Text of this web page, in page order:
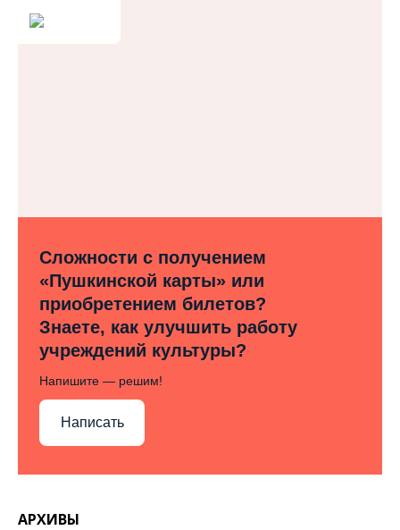
Сложности с получением
«Пушкинской карты» или
приобретением билетов?
Знаете, как улучшить работу
учреждений культуры?
Напишите — решим!
Написать
АРХИВЫ